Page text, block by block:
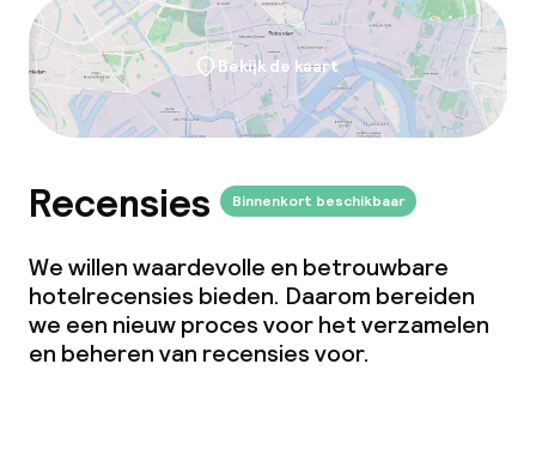
Bekijk de kaart
Recensies Binnenkort beschikbaar
We willen waardevolle en betrouwbare
hotelrecensies bieden. Daarom bereiden
we een nieuw proces voor het verzamelen
en beheren van recensies voor.